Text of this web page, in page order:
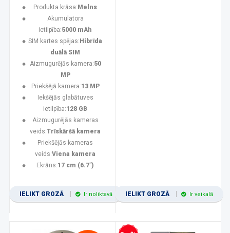
Produkta krāsa: Melns
Akumulatora
ietilpība:5000 mAh
SIM kartes spējas: Hibrīda
duālā SIM
Aizmugurējās kamera:50
MP
Priekšējā kamera:13 MP
Iekšējās glabātuves
ietilpība:128 GB
Aizmugurējās kameras
veids:Trīskāršā kamera
Priekšējās kameras
veids:Viena kamera
Ekrāns:17 cm (6.7")
IELIKT GROZĀ Ir noliktavā IELIKT GROZĀ Ir veikalā